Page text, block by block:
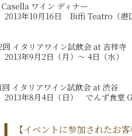
ワイン ディナー
2013年10月16日 Biffi Teatro（港
回 イタリアワイン試飲会 at 吉祥寺
2013年9月2日（月）～ 4日（水）
回 イタリアワイン試飲会 at 渋谷
2013年8月4日（日） でんず食堂
【イベントに参加されたお客